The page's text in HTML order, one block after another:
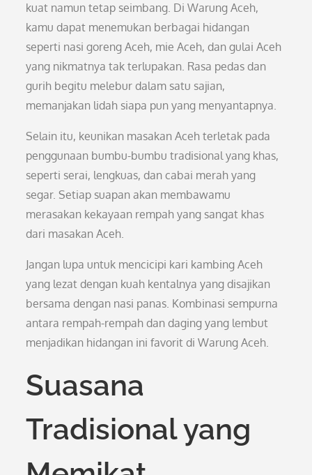
kuat namun tetap seimbang. Di Warung Aceh,
kamu dapat menemukan berbagai hidangan
seperti nasi goreng Aceh, mie Aceh, dan gulai Aceh
yang nikmatnya tak terlupakan. Rasa pedas dan
gurih begitu melebur dalam satu sajian,
memanjakan lidah siapa pun yang menyantapnya.
Selain itu, keunikan masakan Aceh terletak pada
penggunaan bumbu-bumbu tradisional yang khas,
seperti serai, lengkuas, dan cabai merah yang
segar. Setiap suapan akan membawamu
merasakan kekayaan rempah yang sangat khas
dari masakan Aceh.
Jangan lupa untuk mencicipi kari kambing Aceh
yang lezat dengan kuah kentalnya yang disajikan
bersama dengan nasi panas. Kombinasi sempurna
antara rempah-rempah dan daging yang lembut
menjadikan hidangan ini favorit di Warung Aceh.
Suasana
Tradisional yang